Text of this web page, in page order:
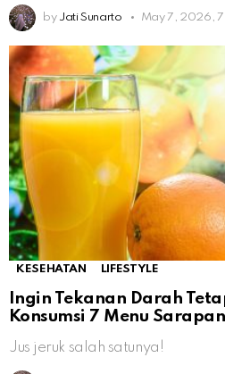
by Jati Sunarto May 7, 2026,
KESEHATAN LIFESTYLE
Ingin Tekanan Darah
Konsumsi 7 Menu
Jus jeruk salah satunya!